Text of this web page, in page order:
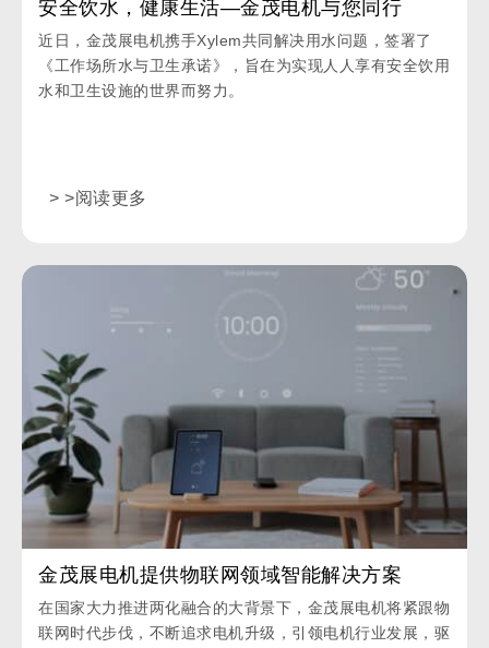
安全饮水，健康生活—金茂电机与您同行
近日，金茂展电机携手Xylem共同解决用水问题，签署了
《工作场所水与卫生承诺》，旨在为实现人人享有安全饮用
水和卫生设施的世界而努力。
> >阅读更多
金茂展电机提供物联网领域智能解决方案
在国家大力推进两化融合的大背景下，金茂展电机将紧跟物
联网时代步伐，不断追求电机升级，引领电机行业发展，驱